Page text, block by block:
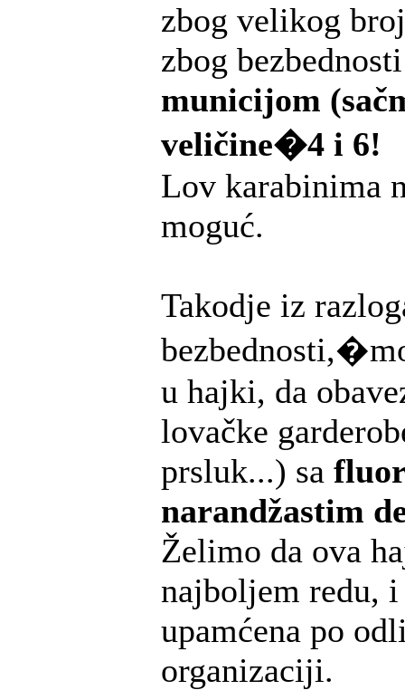
zbog velikog
zbog
municijom
veličine�4 i 6!
Lov karabinima
moguć.
Takodje iz
u hajki, da
lovačke
prsluk...) sa
narandžastim
Želimo da ova
najboljem redu, i
upamćena po
organizaciji.